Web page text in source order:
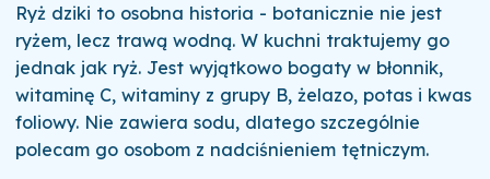
Ryż dziki to osobna historia - botanicznie nie jest
ryżem, lecz trawą wodną. W kuchni traktujemy go
jednak jak ryż. Jest wyjątkowo bogaty w błonnik,
witaminę C, witaminy z grupy B, żelazo, potas i kwas
foliowy. Nie zawiera sodu, dlatego szczególnie
polecam go osobom z nadciśnieniem tętniczym.